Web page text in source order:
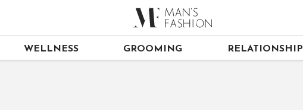
WELLNESS GROOMING RELATIONSHIP